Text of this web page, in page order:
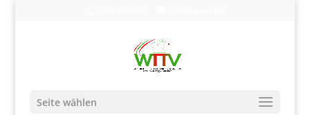
Seite wählen